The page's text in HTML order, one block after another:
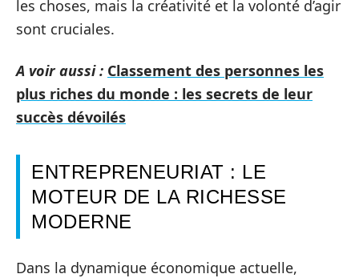
les choses, mais la créativité et la volonté d’agir
sont cruciales.
A voir aussi : Classement des personnes les
plus riches du monde : les secrets de leur
succès dévoilés
ENTREPRENEURIAT : LE
MOTEUR DE LA RICHESSE
MODERNE
Dans la dynamique économique actuelle,